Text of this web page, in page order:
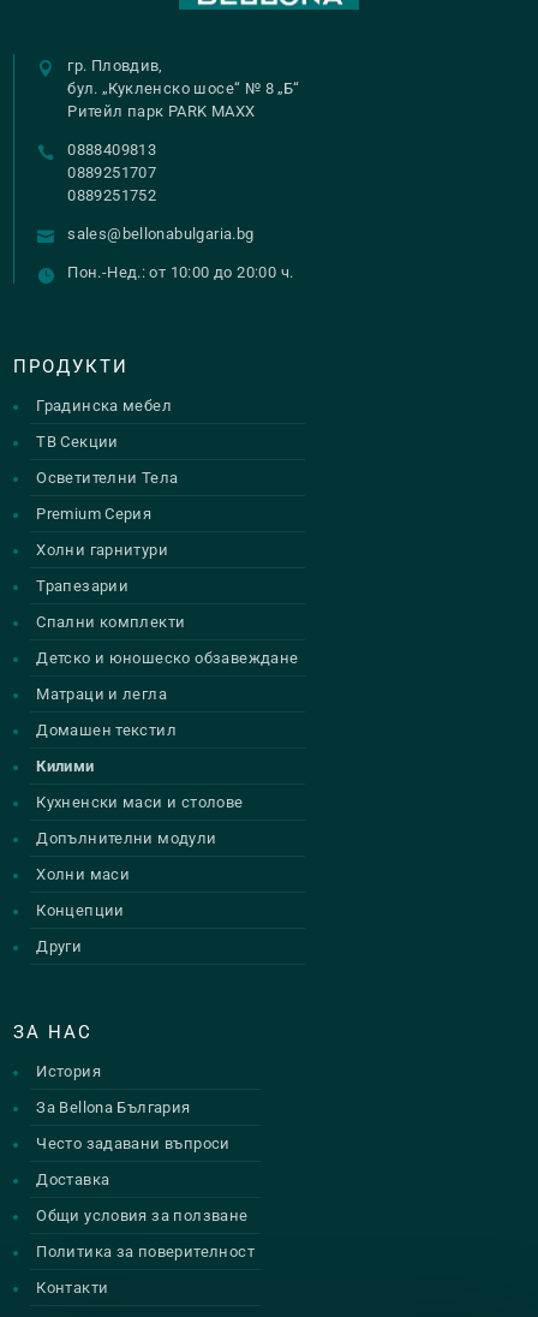
гр. Пловдив,
бул. „Кукленско шосе“ № 8 „Б“
Ритейл парк PARK MAXX
0888409813
0889251707
0889251752
sales@bellonabulgaria.bg
Пон.-Нед.: от 10:00 до 20:00 ч.
ПРОДУКТИ
Градинска мебел
ТВ Секции
Осветителни Тела
Premium Серия
Холни гарнитури
Трапезарии
Спални комплекти
Детско и юношеско обзавеждане
Матраци и легла
Домашен текстил
Килими
Кухненски маси и столове
Допълнителни модули
Холни маси
Концепции
Други
ЗА НАС
История
За Bellona България
Често задавани въпроси
Доставка
Общи условия за ползване
Политика за поверителност
Контакти